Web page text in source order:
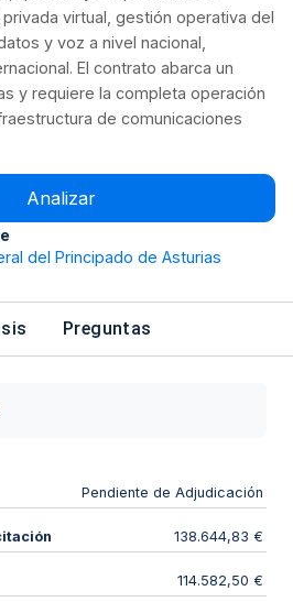
virtual, gestión operativa del
y voz a nivel nacional,
El contrato abarca un
y requiere la completa operación
de comunicaciones
Analizar
del Principado de Asturias
Preguntas
Pendiente de Adjudicación
138.644,83 €
114.582,50 €